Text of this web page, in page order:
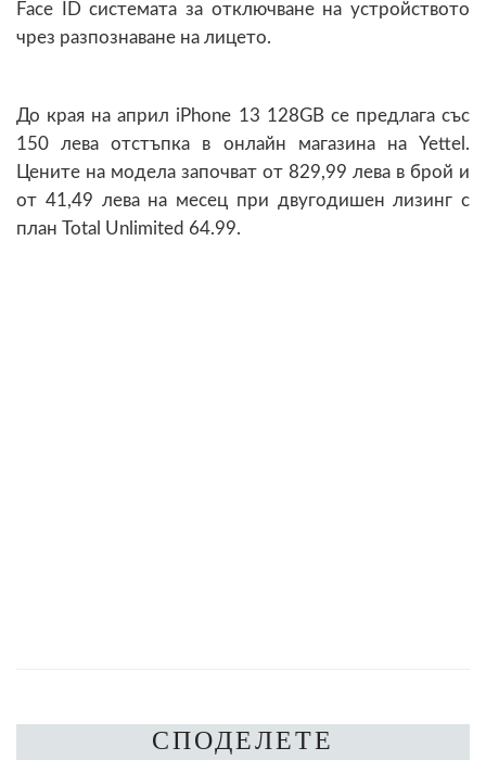
Face ID системата за отключване на устройството
чрез разпознаване на лицето.
До края на април iPhone 13 128GB се предлага със
150 лева отстъпка в онлайн магазина на Yettel.
Цените на модела започват от 829,99 лева в брой и
от 41,49 лева на месец при двугодишен лизинг с
план Total Unlimited 64.99.
СПОДЕЛЕТЕ